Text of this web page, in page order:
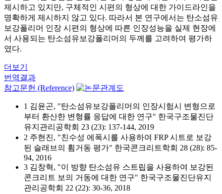
제시하고 있지만, 구체적인 시편의 형상에 대한 가이드라인을
명확하게 제시하지 않고 있다. 따라서 본 연구에서는 탄소섬유
보강폴리머 인장 시편의 형상에 따른 인장성능을 실제 현장에
서 사용되는 탄소섬유보강폴리머의 두께를 고려하여 평가하
였다.
더보기
번역결과
참고문헌 (Reference)
1 김윤곤, "탄소섬유보강폴리머의 인장시험시 변형으로
부터 환산한 변형률 응답에 대한 연구" 한국구조물진단
유지관리공학회 23 (23): 137-144, 2019
2 주현진, "친수성 에폭시를 사용하여 FRP 시트로 보강
된 슬래브의 휨거동 평가" 한국콘크리트학회 28 (28): 85-
94, 2016
3 김창혁, "이 방향 탄소섬유 스트립을 사용하여 보강된
콘크리트 보의 거동에 대한 연구" 한국구조물진단유지
관리공학회 22 (22): 30-36, 2018